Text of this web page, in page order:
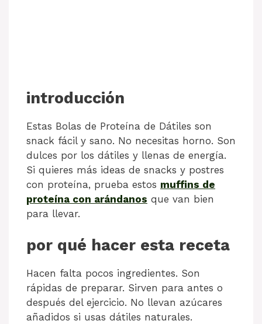
introducción
Estas Bolas de Proteína de Dátiles son
snack fácil y sano. No necesitas horno. Son
dulces por los dátiles y llenas de energía.
Si quieres más ideas de snacks y postres
con proteína, prueba estos muffins de
proteína con arándanos que van bien
para llevar.
por qué hacer esta receta
Hacen falta pocos ingredientes. Son
rápidas de preparar. Sirven para antes o
después del ejercicio. No llevan azúcares
añadidos si usas dátiles naturales.